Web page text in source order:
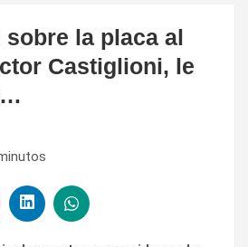
la placa al
Castiglioni, le